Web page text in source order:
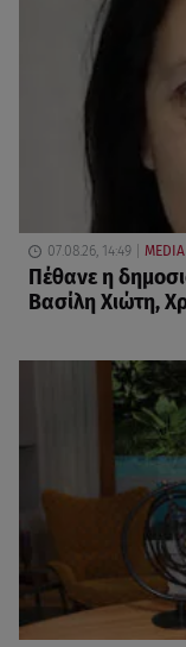
07.08.26, 14:49 MEDIA
Πέθανε η
Βασίλη Χιώτη,